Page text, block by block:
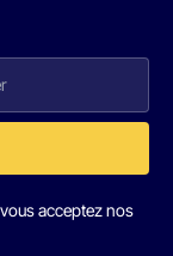
acceptez nos